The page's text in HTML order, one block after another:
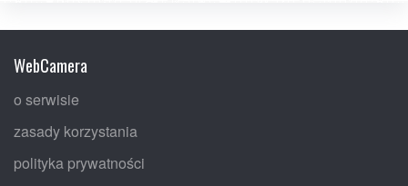
WebCamera
o serwisie
zasady korzystania
polityka prywatności